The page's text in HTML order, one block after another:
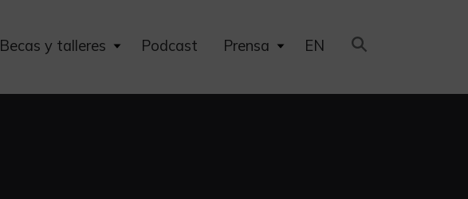
Becas y talleres
ExpandPodcast Prensa
Expand
EN